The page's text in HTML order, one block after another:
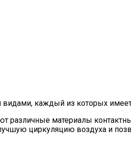
каждый из которых имеет
различные материалы
циркуляцию воздуха и